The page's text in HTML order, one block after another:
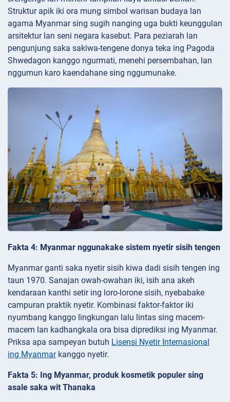
Struktur apik iki ora mung simbol warisan budaya lan
agama Myanmar sing sugih nanging uga bukti keunggulan
arsitektur lan seni negara kasebut. Para peziarah lan
pengunjung saka sakiwa-tengene donya teka ing Pagoda
Shwedagon kanggo ngurmati, menehi persembahan, lan
nggumun karo kaendahane sing nggumunake.
Fakta 4: Myanmar nggunakake sistem nyetir sisih tengen
Myanmar ganti saka nyetir sisih kiwa dadi sisih tengen ing
taun 1970. Sanajan owah-owahan iki, isih ana akeh
kendaraan kanthi setir ing loro-lorone sisih, nyebabake
campuran praktik nyetir. Kombinasi faktor-faktor iki
nyumbang kanggo lingkungan lalu lintas sing macem-
macem lan kadhangkala ora bisa diprediksi ing Myanmar.
Priksa apa sampeyan butuh Lisensi Nyetir Internasional
ing Myanmarkanggo nyetir.
Fakta 5: Ing Myanmar, produk kosmetik populer sing
asale saka wit Thanaka